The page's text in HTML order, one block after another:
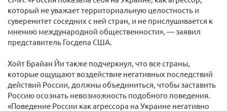
который не уважает территориальную целостность и
суверенитет соседних с ней стран, и не прислушивается к
мнению международной общественности», — заявил
представитель Госдепа США.
Хойт Брайан Йи также подчеркнул, что все страны,
которые ощущают воздействие негативных последствий
действий России, должны объединиться, чтобы заставить
Россию осознать невозможность подобного поведения.
«Поведение России как агрессора на Украине негативно